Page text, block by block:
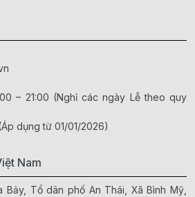
– 21:00 (Nghỉ các ngày Lễ theo quy
dụng từ 01/01/2026)
Nam
Tổ dân phố An Thái, Xã Bình Mỹ,